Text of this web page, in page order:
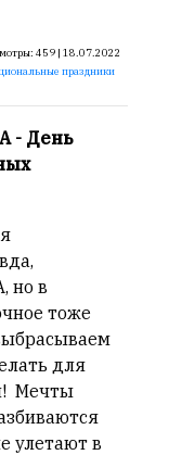
459 | 18.07.2022
праздники
- День
но в
тоже
для
Мечты
улетают в